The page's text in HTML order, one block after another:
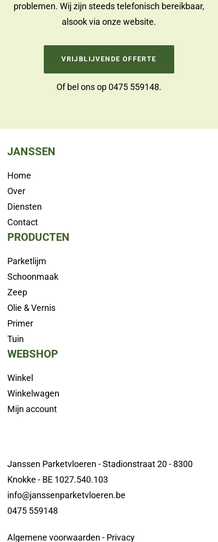
problemen. Wij zijn steeds telefonisch bereikbaar,
alsook via onze website.
VRIJBLIJVENDE OFFERTE
Of bel ons op 0475 559148.
JANSSEN
Home
Over
Diensten
Contact
PRODUCTEN
Parketlijm
Schoonmaak
Zeep
Olie & Vernis
Primer
Tuin
WEBSHOP
Winkel
Winkelwagen
Mijn account
Janssen Parketvloeren - Stadionstraat 20 - 8300
Knokke - BE 1027.540.103
info@janssenparketvloeren.be
0475 559148
Algemene voorwaarden - Privacy